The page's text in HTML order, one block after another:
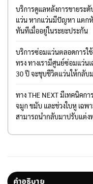
บริการดูแลหลังการขายระ
แว่น หากแว่นมีปัญหา แตกหั
ทันทีเมื่ออยู่ในระยะประกัน
บริการซ่อมแว่นตลอดการใ
ทรง ทางเรามีศูนย์ซ่อมแว่
30 ปี จะชุบชีวิตแว่นให้กลับ
ทาง THE NEXT มีเทคนิคก
จมูก ขมับ และช่วงใบหู เฉ
สามารถนำกลับมาปรับแต่ง
คำอธิบาย